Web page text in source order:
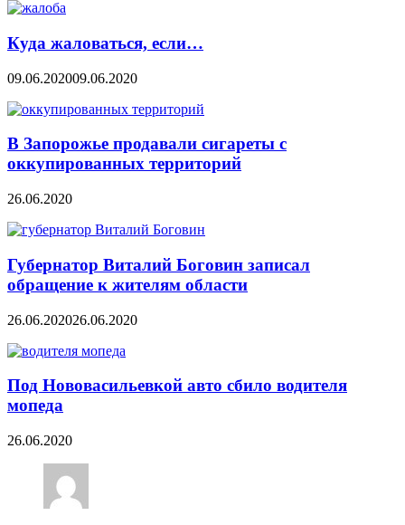
Куда жаловаться, если…
09.06.202009.06.2020
В Запорожье продавали сигареты с
оккупированных территорий
26.06.2020
Губернатор Виталий Боговин записал
обращение к жителям области
26.06.202026.06.2020
Под Нововасильевкой авто сбило водителя
мопеда
26.06.2020